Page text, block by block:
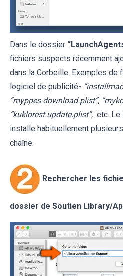
Dans le dossier “
fichiers suspects récemment
dans la Corbeille. Exemples de
logiciel de publicité-
“myppes.download.plist”,
“kuklorest.update.plist”, etc.
installe habituellement
chaîne.
Rechercher les
dossier de Soutien Library/